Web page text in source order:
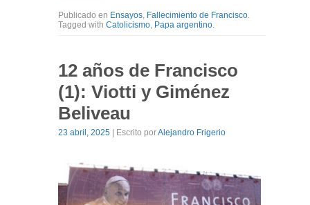
Publicado en Ensayos, Fallecimiento de Francisco.
Tagged with Catolicismo, Papa argentino.
12 años de Francisco
(1): Viotti y Giménez
Beliveau
23 abril, 2025 | Escrito porAlejandro Frigerio